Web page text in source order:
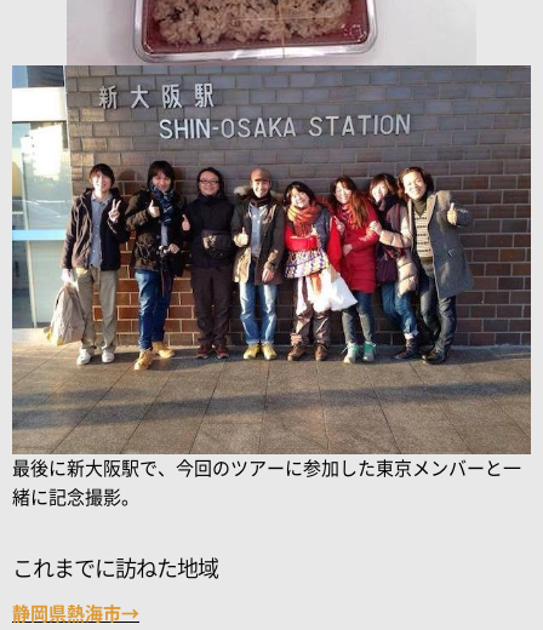
最後に新大阪駅で、今回のツアーに参加した東京メンバーと一
緒に記念撮影。
これまでに訪ねた地域
静岡県熱海市→